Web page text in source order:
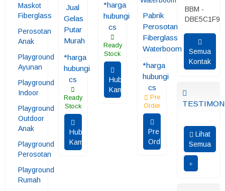
Maskot
Fiberglass
Perosotan
Anak
Playground
Ayunan
Playground
Indoor
Playground
Outdoor
Anak
Playground
Perosotan
Playground
Rumah
Jual
Gelas
Putar
Murah
*harga
hubungi
cs
Ready
Stock
Hubungi
Kami
*harga
hubungi
cs
Ready
Stock
Hubungi
Kami
Pabrik
Perosotan
Fiberglass
Waterboom
*harga
hubungi
cs
Pre
Order
Pre
Order
BBM -
DBE5C1F9
Semua
Kontak
Lihat
Semua